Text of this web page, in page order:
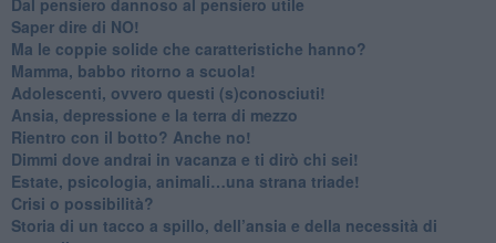
​Saper dire di NO!
​Ma le coppie solide che caratteristiche hanno?
​Mamma, babbo ritorno a scuola!
Adolescenti, ovvero questi (s)conosciuti!
Ansia, depressione e la terra di mezzo
​Rientro con il botto? Anche no!
Dimmi dove andrai in vacanza e ti dirò chi sei!
​Estate, psicologia, animali…una strana triade!
​Crisi o possibilità?
​Storia di un tacco a spillo, dell’ansia e della necessità di